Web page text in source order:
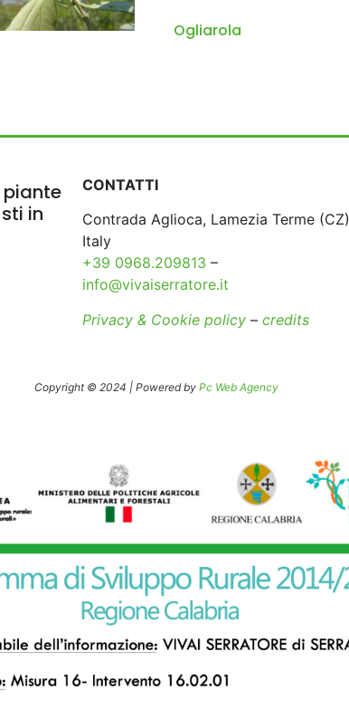
Ogliarola
piante
in
CONTATTI
Contrada Aglioca, Lamezia Terme (CZ)
Italy
+39 0968.209813 –
info@vivaiserratore.it
Privacy & Cookie policy– credits
Copyright © 2024 | Powered by Pc Web Agency